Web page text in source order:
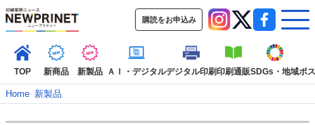
購読をお申込み
TOP 新商品 新製品 ＡＩ・デジタルデジタル印刷印刷通販SDGs・地域ポ
Home–新製品